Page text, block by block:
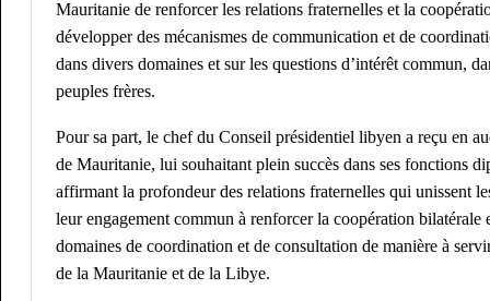
Mauritanie de renforcer les relations fraternelles et la
développer des mécanismes de communication et de
dans divers domaines et sur les questions d’intérêt commun,
peuples frères.
Pour sa part, le chef du Conseil présidentiel libyen a reçu en
de Mauritanie, lui souhaitant plein succès dans ses fonctions
affirmant la profondeur des relations fraternelles qui unissent
leur engagement commun à renforcer la coopération bilatérale
domaines de coordination et de consultation de manière à
de la Mauritanie et de la Libye.